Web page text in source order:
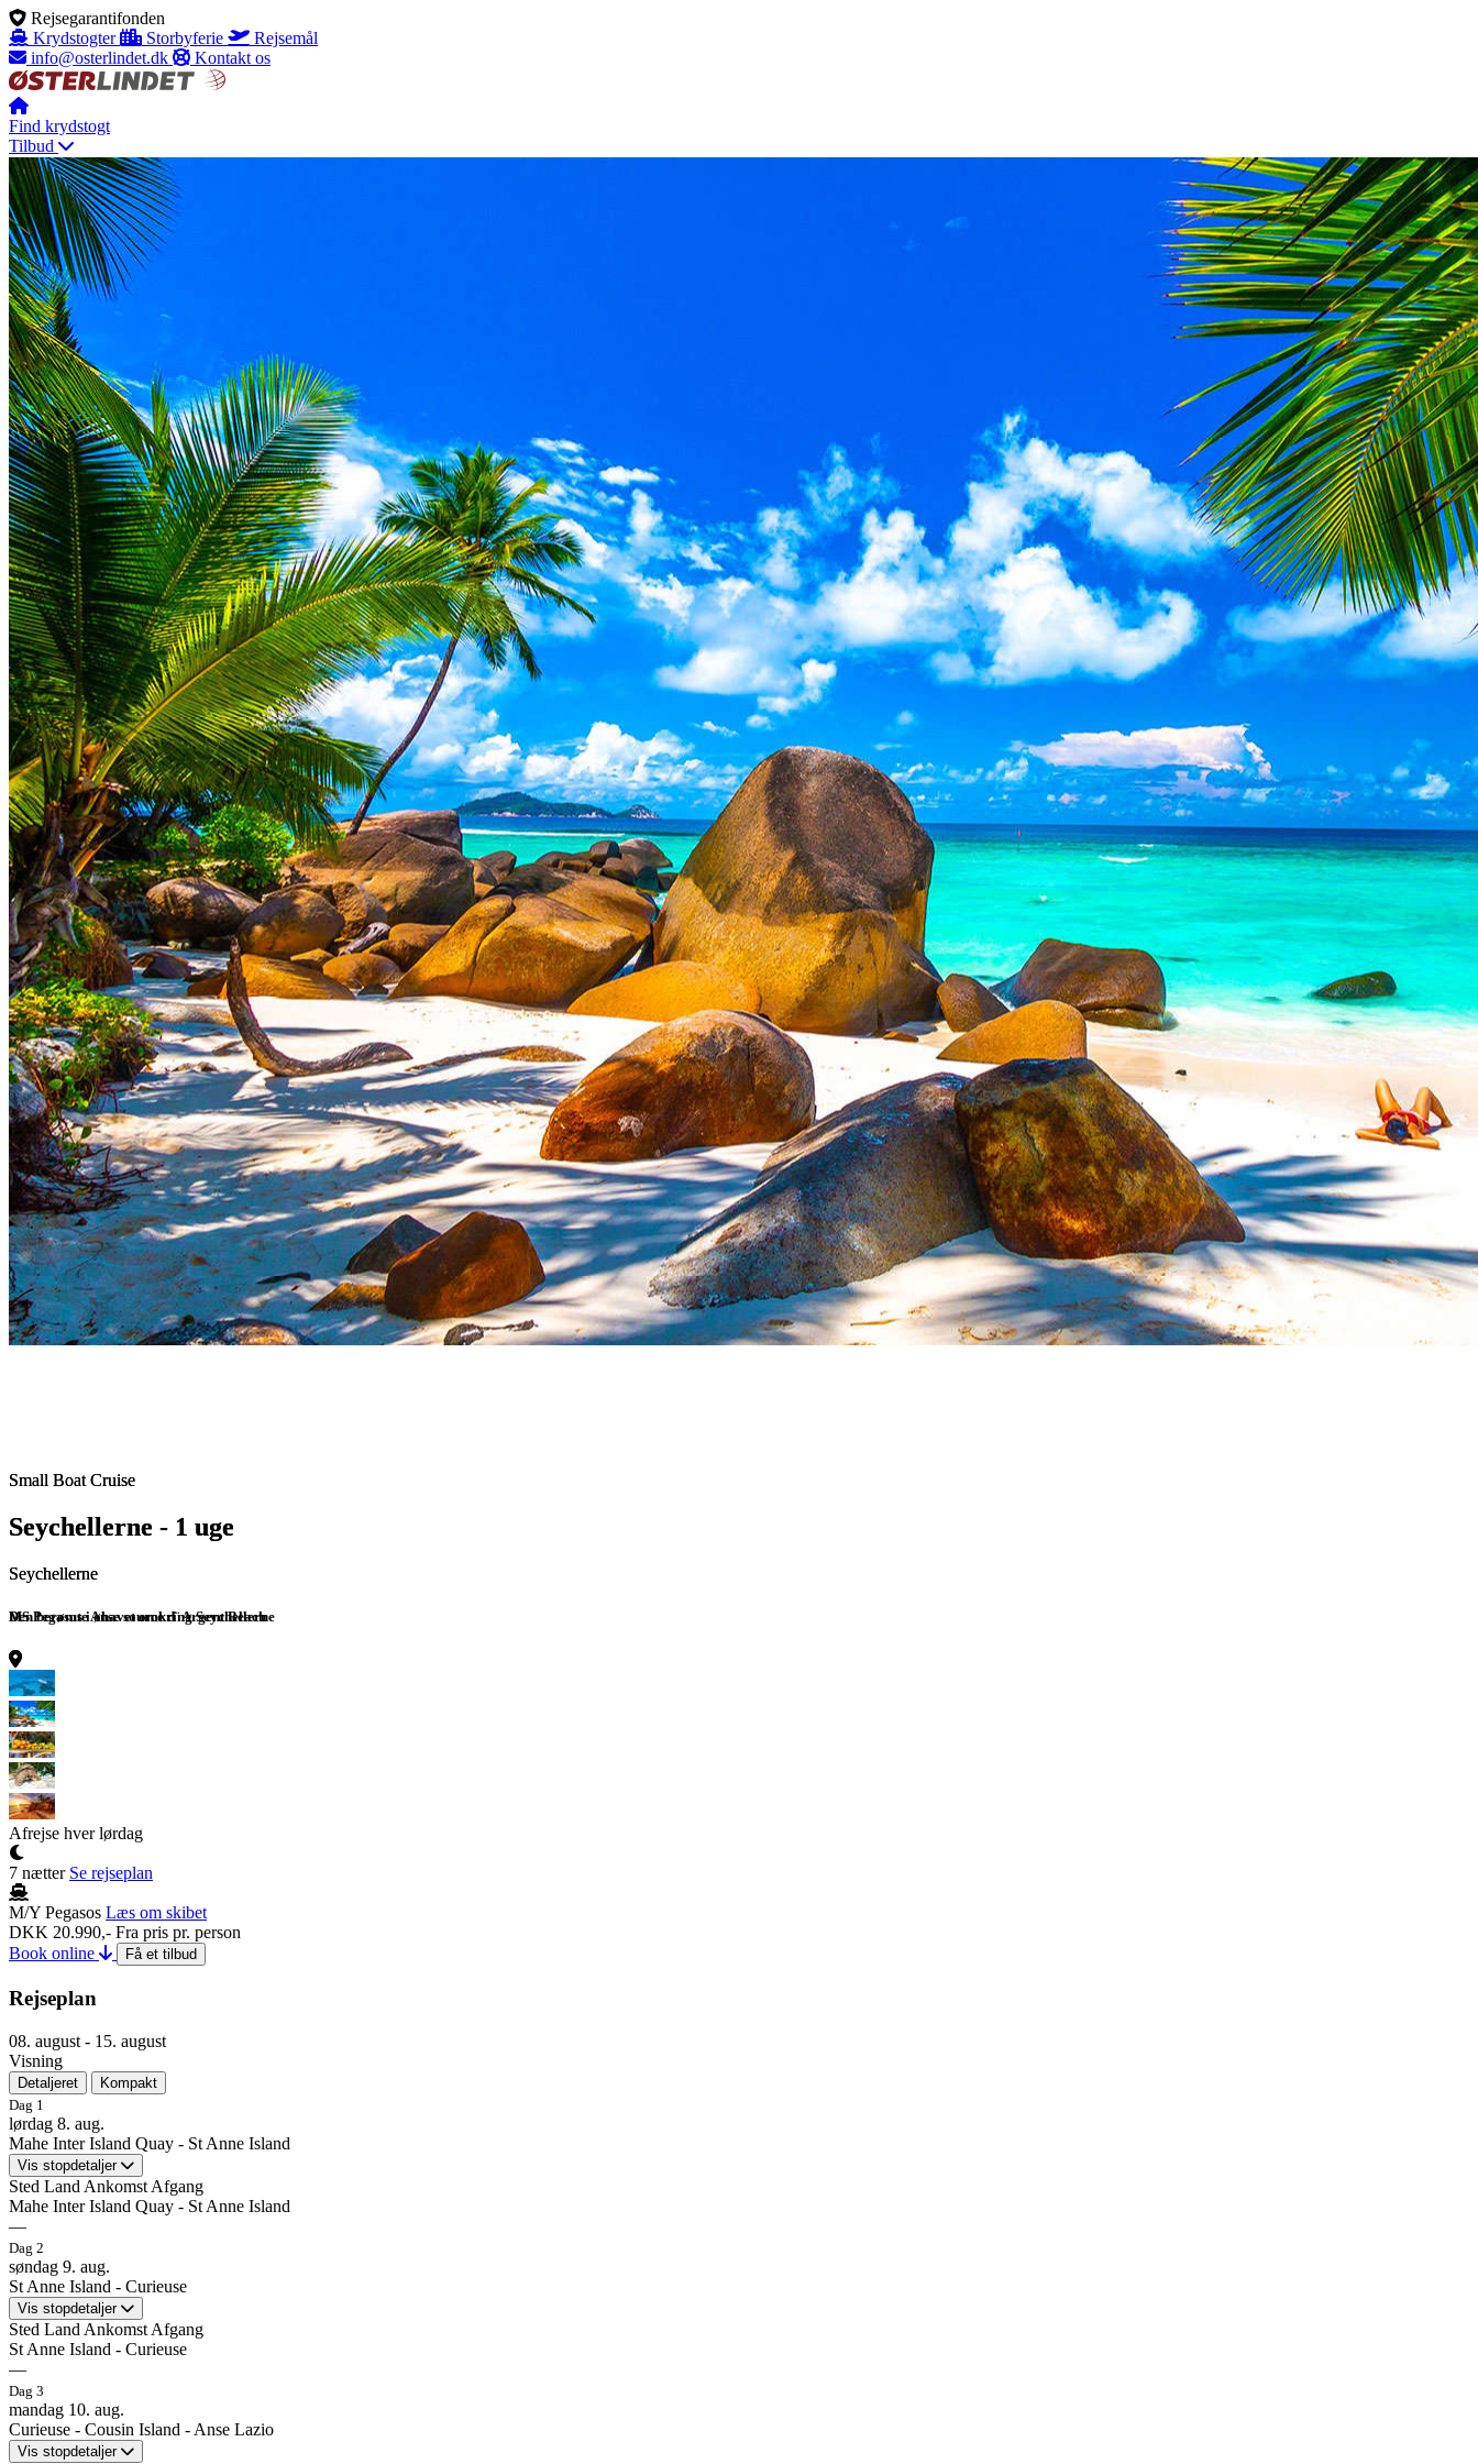
Rejsegarantifonden
Krydstogter
Storbyferie
Rejsemål
info@osterlindet.dk
Kontakt os
Find krydstogt
Tilbud
Rederier
Destinationer
Information
Krydstogtstype
+45 70 10 63 43
Menu
Small Boat Cruise
Seychellerne - 1 uge
Seychellerne
MS Pegasus i øhavet omkring Seychellerne
Small Boat Cruise
Seychellerne - 1 uge
Seychellerne
Den berømte Anse source d¨ Argent Beach
Small Boat Cruise
Seychellerne - 1 uge
Small Boat Cruise
Seychellerne - 1 uge
Seychellerne
Kæmpeskildpadde på Curieuse Island
Small Boat Cruise
Seychellerne - 1 uge
Seychellerne
Solnedgang på La Digue Island
Afrejse hver lørdag
7 nætter Se rejseplan
M/Y Pegasos Læs om skibet
DKK 20.990,- Fra pris pr. person
Book online
Få et tilbud
Rejseplan
08. august - 15. august
Visning
Detaljeret
Kompakt
Dag 1
lørdag 8. aug.
Mahe Inter Island Quay - St Anne Island
Vis stopdetaljer
Sted Land Ankomst Afgang
Mahe Inter Island Quay - St Anne Island
—
Ankomst
—
Mahe Inter Island Quay - St Anne Island
Ankomst: —Afgang: —
Stig ombord på M/Y Pegasos. Turen starter ved Mahe Inter Island Quay, hvor man stiger ombord på M/Y Pegasus mellem kl. 14.00-15.00.
Her vil det være muligt at nyde en velkomstdrink og finde sig til rette inden afgang. Vi skal kun ud på en kort sejltur - nærmere betegnet Sainte Anne Island. Øen er den største af de 8 små øer lige udenfor
Dag 2
søndag 9. aug.
St Anne Island - Curieuse
Vis stopdetaljer
Sted Land Ankomst Afgang
St Anne Island - Curieuse
—
Ankomst
—
St Anne Island - Curieuse
Dag 3
mandag 10. aug.
Curieuse - Cousin Island - Anse Lazio
Vis stopdetaljer